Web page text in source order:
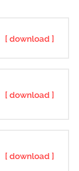
[ download ]
[ download ]
[ download ]